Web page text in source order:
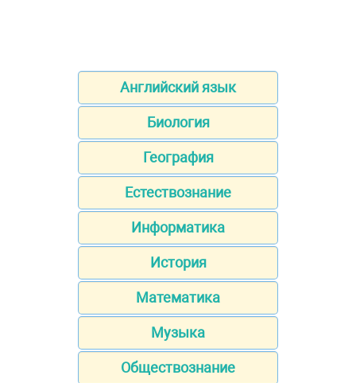
Английский язык
Биология
География
Естествознание
Информатика
История
Математика
Музыка
Обществознание